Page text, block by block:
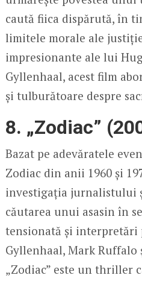
caută fiica dispărută, în
limitele morale ale
impresionante ale lui
Gyllenhaal, acest film
și tulburătoare despre
8. „Zodiac”
Bazat pe adevăratele
Zodiac din anii 1960 și
investigația jurnalistului
căutarea unui asasin în
tensionată și interpretări
Gyllenhaal, Mark Ruffalo
„Zodiac” este un thriller